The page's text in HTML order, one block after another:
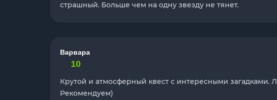
страшный. Больше чем на одну звезду не тянет.
Варвара
10
Крутой и атмосферный квест с интересными
Рекомендуем)